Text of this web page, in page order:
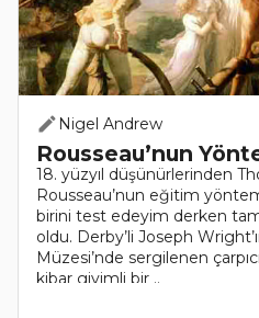
Nigel Andrew
Rousseau’nun
18. yüzyıl düşünürlerinden
Rousseau’nun eğitim
birini test edeyim derken
oldu. Derby’li Joseph
Müzesi’nde sergilenen
kibar giyimli bir ..